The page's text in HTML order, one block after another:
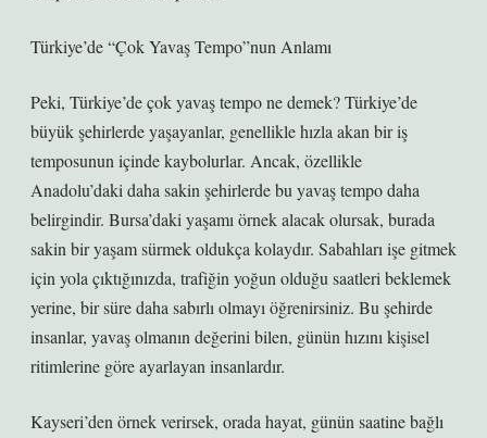
Türkiye’de “Çok Yavaş Tempo”nun Anlamı
Peki, Türkiye’de çok yavaş tempo ne demek? Türkiye’de
büyük şehirlerde yaşayanlar, genellikle hızla akan bir iş
temposunun içinde kaybolurlar. Ancak, özellikle
Anadolu’daki daha sakin şehirlerde bu yavaş tempo daha
belirgindir. Bursa’daki yaşamı örnek alacak olursak, burada
sakin bir yaşam sürmek oldukça kolaydır. Sabahları işe gitmek
için yola çıktığınızda, trafiğin yoğun olduğu saatleri beklemek
yerine, bir süre daha sabırlı olmayı öğrenirsiniz. Bu şehirde
insanlar, yavaş olmanın değerini bilen, günün hızını kişisel
ritimlerine göre ayarlayan insanlardır.
Kayseri’den örnek verirsek, orada hayat, günün saatine bağlı